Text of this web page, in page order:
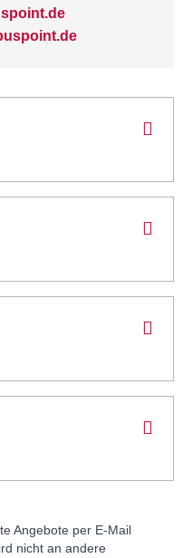
Angebote per E-Mail
nicht an andere